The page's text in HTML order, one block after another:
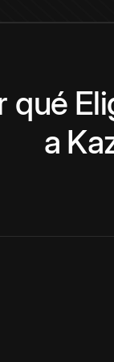
qué
a